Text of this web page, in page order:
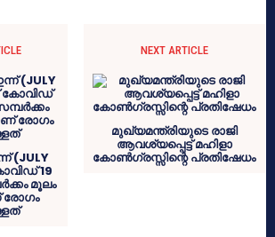
(JULY
19
മൂലം
രോഗം
NEXT ARTICLE
മുഖ്യമന്ത്രിയുടെ രാജി
ആവശ്യപ്പെട്ട് മഹിളാ
കോൺഗ്രസ്സിന്റെ പ്രതിഷേധം